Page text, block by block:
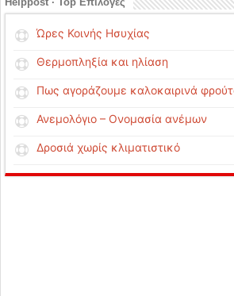
Ώρες Κοινής Ησυχίας
Θερμοπληξία και ηλίαση
Πως αγοράζουμε καλοκαιρινά
Ανεμολόγιο – Ονομασία ανέμων
Δροσιά χωρίς κλιματιστικό